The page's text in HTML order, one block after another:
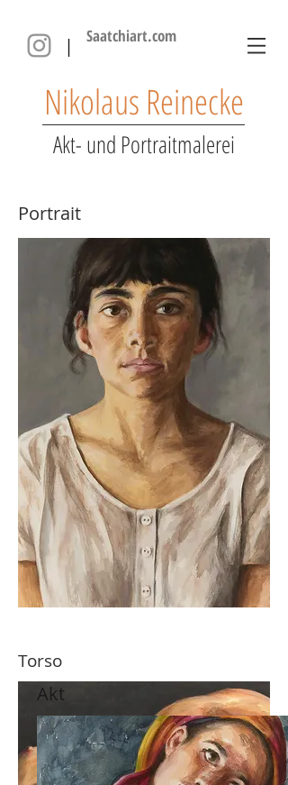
| Saatchiart.com
Nikolaus Reinecke
Akt- und Portraitmalerei
Portrait
Torso
Akt